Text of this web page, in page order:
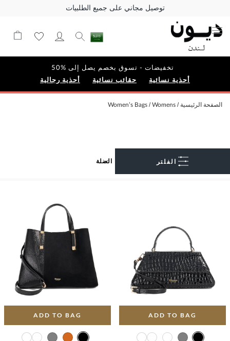
توصيل مجاني على جميع الطلبيات
تخفيضات - تسوق بخصم يصل إلى %50
أحذية نسائية حقائب نسائية أحذية رجالية
الصفحة الرئيسية Womens
Women’s Bags
الفلتر
ADD TO BAG
ADD TO BAG